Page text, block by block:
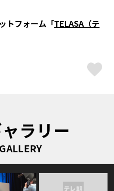
トフォーム「TELASA（テ
ラリー